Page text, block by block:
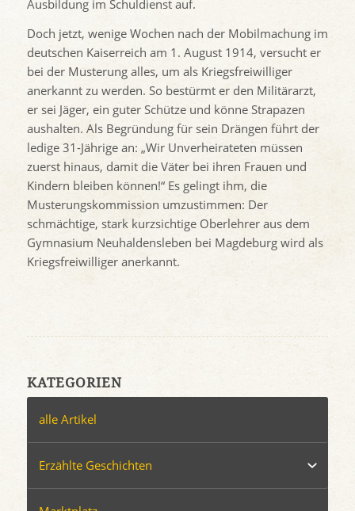
Ausbildung im Schuldienst auf.
Doch jetzt, wenige Wochen nach der Mobilmachung im
deutschen Kaiserreich am 1. August 1914, versucht er
bei der Musterung alles, um als Kriegsfreiwilliger
anerkannt zu werden. So bestürmt er den Militärarzt,
er sei Jäger, ein guter Schütze und könne Strapazen
aushalten. Als Begründung für sein Drängen führt der
ledige 31-Jährige an: „Wir Unverheirateten müssen
zuerst hinaus, damit die Väter bei ihren Frauen und
Kindern bleiben können!“ Es gelingt ihm, die
Musterungskommission umzustimmen: Der
schmächtige, stark kurzsichtige Oberlehrer aus dem
Gymnasium Neuhaldensleben bei Magdeburg wird als
Kriegsfreiwilliger anerkannt.
KATEGORIEN
alle Artikel
Erzählte Geschichten